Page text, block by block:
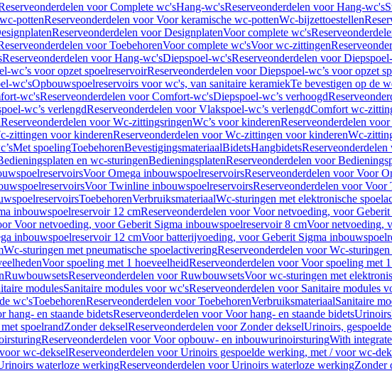
voor Complete wc'sHang-wc'sReserveonderdelen voor Hang-wc's
pottenReserveonderdelen voor Voor keramische wc-pottenWc-bijzettoestellen
Reserveonderdelen voor DesignplatenVoor complete wc's
voor ToebehorenVoor complete wc'sVoor wc-zittingen
Reserveonderdelen voor Hang-wc'sDiepspoel-wc'sReserveonderdelen voor
wc’s voor opzet spoelreservoirReserveonderdelen voor Diepspoel-wc’s voor opzet
wc'sOpbouwspoelreservoirs voor wc's, van sanitaire keramiekTe bevestigen op de
wc'sReserveonderdelen voor Comfort-wc'sDiepspoel-wc’s verhoogd
wc’s verlengdReserveonderdelen voor Vlakspoel-wc’s verlengdComfort wc-
Reserveonderdelen voor Wc-zittingsringenWc’s voor kinderenReserveonderdelen
zittingen voor kinderenReserveonderdelen voor Wc-zittingen voor kinderenWc-
Met spoelingToebehorenBevestigingsmateriaalBidetsHangbidets
en wc-sturingenBedieningsplatenReserveonderdelen voor
Voor Omega inbouwspoelreservoirsReserveonderdelen voor Voor
Voor Twinline inbouwspoelreservoirsReserveonderdelen voor
ToebehorenVerbruiksmateriaalWc-sturingen met elektronische
inbouwspoelreservoir 12 cmReserveonderdelen voor Voor netvoeding, voor
Voor netvoeding, voor Geberit Sigma inbouwspoelreservoir 8 cmVoor netvoeding,
inbouwspoelreservoir 12 cmVoor batterijvoeding, voor Geberit Sigma
Wc-sturingen met pneumatische spoelactiveringReserveonderdelen voor Wc-
Voor spoeling met 1 hoeveelheidReserveonderdelen voor Voor spoeling met
RuwbouwsetsReserveonderdelen voor RuwbouwsetsVoor wc-sturingen met
modulesSanitaire modules voor wc'sReserveonderdelen voor Sanitaire modules
wc'sToebehorenReserveonderdelen voor ToebehorenVerbruiksmateriaalSanitaire
hang- en staande bidetsReserveonderdelen voor Voor hang- en staande bidetsUrinoirs
spoelrandZonder dekselReserveonderdelen voor Zonder dekselUrinoirs,
Reserveonderdelen voor Voor opbouw- en inbouwurinoirsturingWith
wc-dekselReserveonderdelen voor Urinoirs gespoelde werking, met / voor wc-
waterloze werkingReserveonderdelen voor Urinoirs waterloze werkingZonder